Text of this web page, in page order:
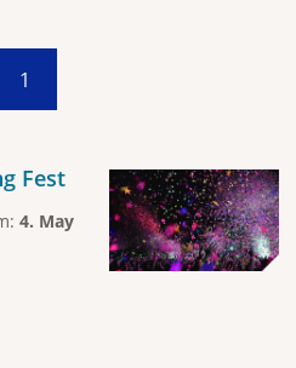
1
Fest
4. May